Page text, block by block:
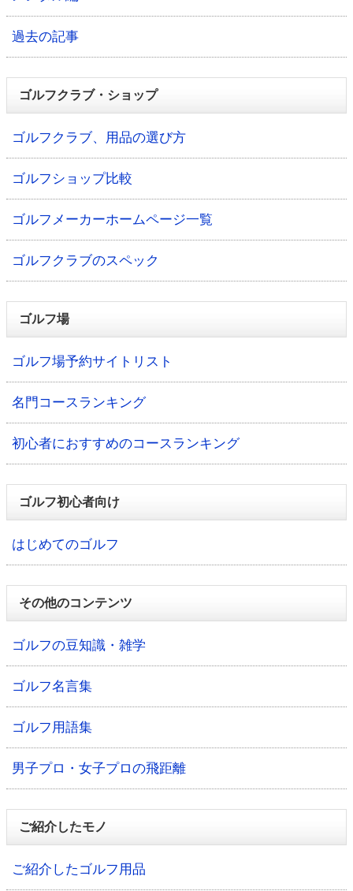
過去の記事
ゴルフクラブ・ショップ
ゴルフクラブ、用品の選び方
ゴルフショップ比較
ゴルフメーカーホームページ一覧
ゴルフクラブのスペック
ゴルフ場
ゴルフ場予約サイトリスト
名門コースランキング
初心者におすすめのコースランキング
ゴルフ初心者向け
はじめてのゴルフ
その他のコンテンツ
ゴルフの豆知識・雑学
ゴルフ名言集
ゴルフ用語集
男子プロ・女子プロの飛距離
ご紹介したモノ
ご紹介したゴルフ用品